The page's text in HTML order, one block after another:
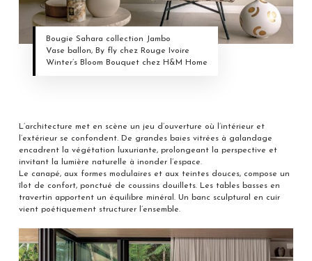
Bougie Sahara collection Jambo
Vase ballon, By fly chez Rouge Ivoire
Winter’s Bloom Bouquet chez H&M Home
L’architecture met en scène un jeu d’ouverture où l’intérieur et
l’extérieur se confondent. De grandes baies vitrées à galandage
encadrent la végétation luxuriante, prolongeant la perspective et
invitant la lumière naturelle à inonder l’espace.
Le canapé, aux formes modulaires et aux teintes douces, compose un
îlot de confort, ponctué de coussins douillets. Les tables basses en
travertin apportent un équilibre minéral. Un banc sculptural en cuir
vient poétiquement structurer l’ensemble.